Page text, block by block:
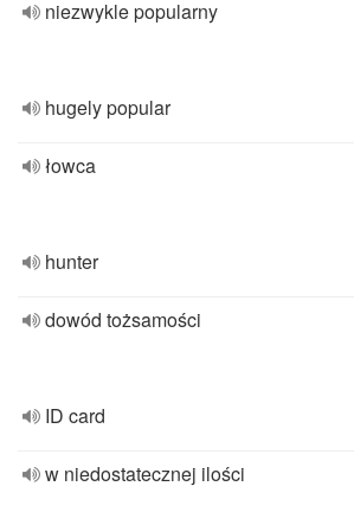
niezwykle popularny
hugely popular
łowca
hunter
dowód tożsamości
ID card
w niedostatecznej ilości